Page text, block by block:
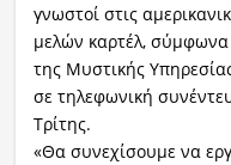
γνωστοί στις
μελών καρτέλ,
της Μυστικής
σε τηλεφωνική
Τρίτης.
«Θα συνεχίσουμε να